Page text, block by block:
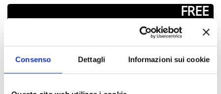
Consenso Dettagli Informazioni sui cookie
­ FREE
DAYS & TIMES
August-2026